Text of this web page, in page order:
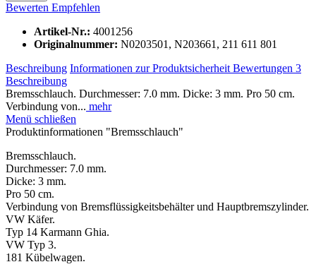
Bewerten Empfehlen
Artikel-Nr.: 4001256
Originalnummer: N0203501, N203661, 211 611 801
Beschreibung Informationen zur Produktsicherheit Bewertungen 3
Beschreibung
Bremsschlauch. Durchmesser: 7.0 mm. Dicke: 3 mm. Pro 50 cm.
Verbindung von... mehr
Menü schließen
Produktinformationen "Bremsschlauch"
Bremsschlauch.
Durchmesser: 7.0 mm.
Dicke: 3 mm.
Pro 50 cm.
Verbindung von Bremsflüssigkeitsbehälter und Hauptbremszylinder.
VW Käfer.
Typ 14 Karmann Ghia.
VW Typ 3.
181 Kübelwagen.